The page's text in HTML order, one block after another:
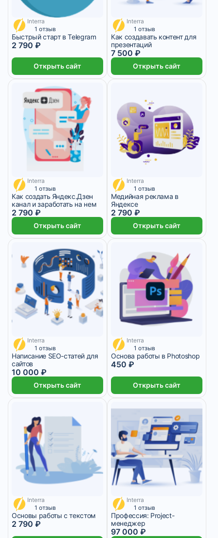
698 ₽/мес
Interra
1 отзыв
Быстрый старт в Telegram
2 790 ₽
Открыть сайт
1 875 ₽/мес
Interra
1 отзыв
Как создавать контент для
презентаций
7 500 ₽
Открыть сайт
698 ₽/мес
Interra
1 отзыв
Как создать Яндекс.Дзен
канал и заработать на нем
2 790 ₽
Открыть сайт
698 ₽/мес
Interra
1 отзыв
Медийная реклама в
Яндексе
2 790 ₽
Открыть сайт
2 500 ₽/мес
Interra
1 отзыв
Написание SEO-статей для
сайтов
10 000 ₽
Открыть сайт
113 ₽/мес
Interra
1 отзыв
Основа работы в Photoshop
450 ₽
Открыть сайт
698 ₽/мес
Interra
1 отзыв
Основы работы с текстом
2 790 ₽
4 042 ₽/мес
Interra
1 отзыв
Профессия: Project-
менеджер
97 000 ₽